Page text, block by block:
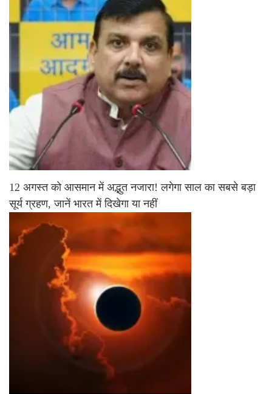
12 अगस्त को आसमान में अद्भुत नजारा! लगेगा साल का सबसे बड़ा
सूर्य ग्रहण, जानें भारत में दिखेगा या नहीं